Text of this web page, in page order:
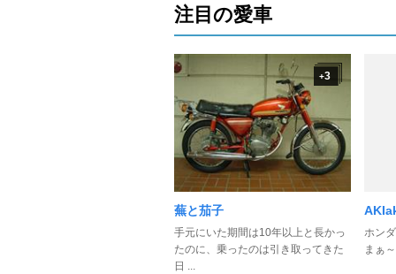
注目の愛車
+3
蕪と茄子
手元にいた期間は10年以上と長かっ
たのに、乗ったのは引き取ってきた
日 ...
ホン
まぁ